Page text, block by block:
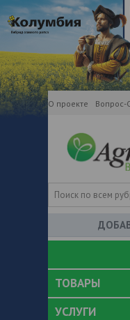
О проекте Вопрос-
ТОВАРЫ
УСЛУГИ